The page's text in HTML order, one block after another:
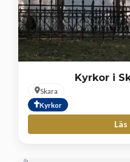
Kyrkor i
Skara
Kyrkor